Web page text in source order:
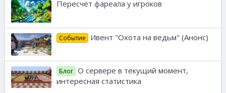
Пересчёт фареала у игроков
Событие Ивент "Охота на ведьм" (Анонс)
Блог О сервере в текущий момент,
интересная статистика